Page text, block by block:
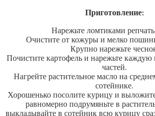
Приготовление:
Нарежьте ломтиками
Очистите от кожуры и мелко
Крупно нарежьте
Почистите картофель и нарежьте каждую
частей.
Нагрейте растительное масло на
сотейнике.
Хорошенько посолите курицу и
равномерно подрумяньте в
выкладывайте в сотейник всю курицу